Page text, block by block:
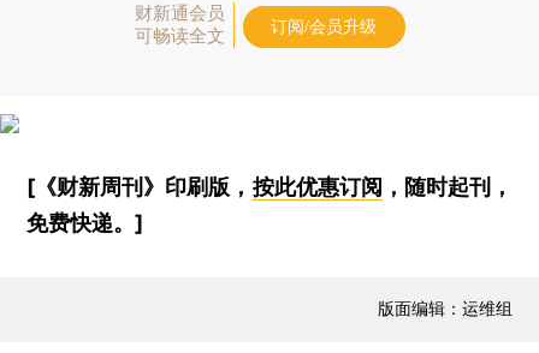
财新通会员
可畅读全文
订阅/会员升级
[《财新周刊》印刷版， 按此优惠订阅 ，随时起刊，
免费快递。]
版面编辑：运维组